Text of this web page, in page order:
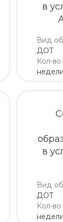
в
Вид
ДОТ
Кол-во
в
Вид
ДОТ
Кол-во